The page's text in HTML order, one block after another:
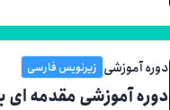
دوره آموزشی زیرنویس فارسی
دوره آموزشی مقدمه ای